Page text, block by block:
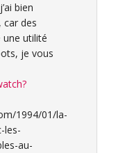
bien
car des
utilité
je vous
1994/01/la-
les-
au-